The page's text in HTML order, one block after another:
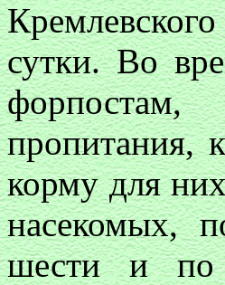
сутки. Во
пропитания,
корму для
насекомых,
шести и по